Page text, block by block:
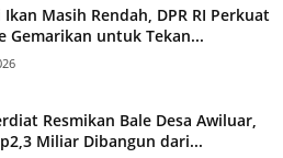
Masih Rendah, DPR RI Perkuat
Gemarikan untuk Tekan...
Resmikan Bale Desa Awiluar,
Miliar Dibangun dari...